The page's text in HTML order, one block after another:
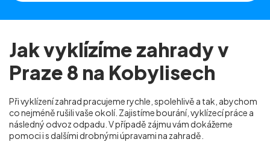
Jak vyklízíme zahrady v
Praze 8 na Kobylisech
Při vyklízení zahrad pracujeme rychle, spolehlivě a tak, abychom
co nejméně rušili vaše okolí. Zajistíme bourání, vyklízecí práce a
následný odvoz odpadu. V případě zájmu vám dokážeme
pomoci i s dalšími drobnými úpravami na zahradě.